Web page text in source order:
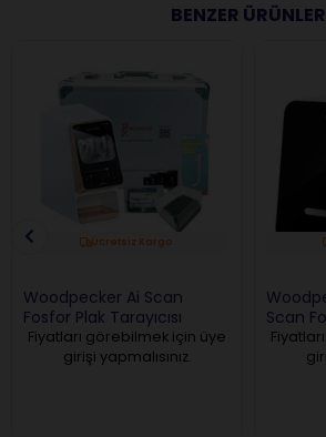
BENZER ÜRÜNLER
Ücretsiz Kargo
Woodpecker Ai Scan
Fosfor Plak Tarayıcısı
Fiyatları görebilmek için üye
girişi yapmalısınız.
Scan